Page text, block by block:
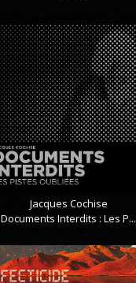
Jacques Cochise
Documents Interdits : Les P...